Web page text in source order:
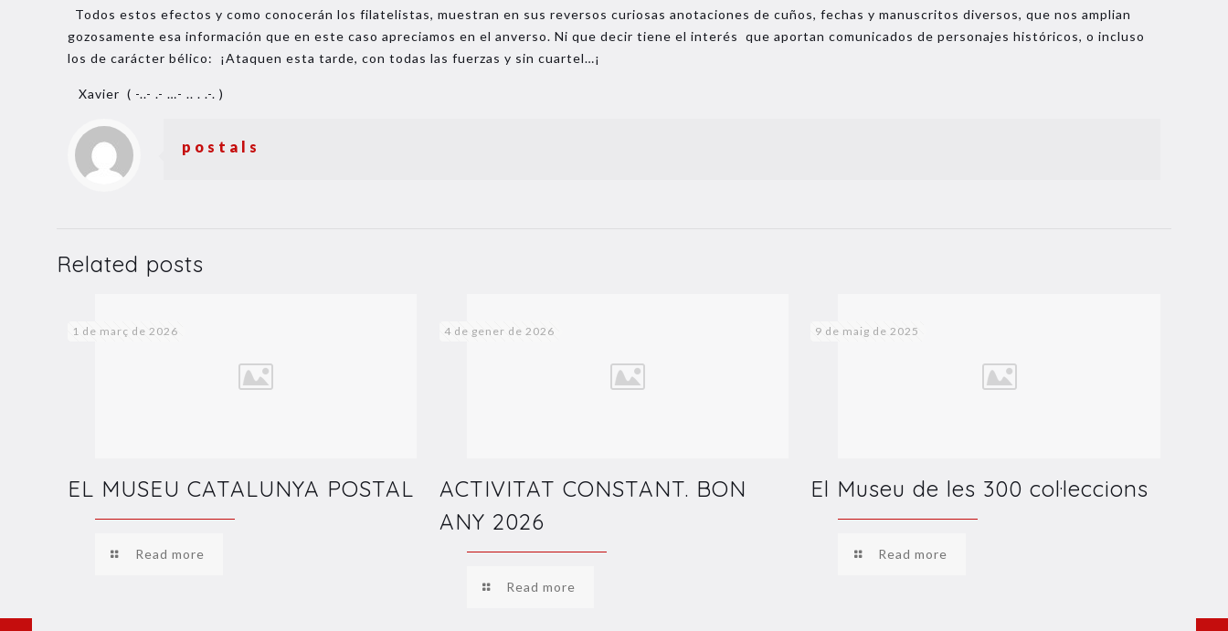
Todos estos efectos y como conocerán los filatelistas, muestran en sus reversos curiosas anotaciones de cuños, fechas y manuscritos diversos, que nos amplian
gozosamente esa información que en este caso apreciamos en el anverso. Ni que decir tiene el interés que aportan comunicados de personajes históricos, o incluso
los de carácter bélico: ¡Ataquen esta tarde, con todas las fuerzas y sin cuartel…¡
Xavier ( -..- .- …- .. . .-. )
postals
Related posts
1 de març de 2026
EL MUSEU CATALUNYA POSTAL
Read more
4 de gener de 2026
ACTIVITAT CONSTANT. BON
ANY 2026
Read more
9 de maig de 2025
El Museu de les 300 col·leccions
Read more